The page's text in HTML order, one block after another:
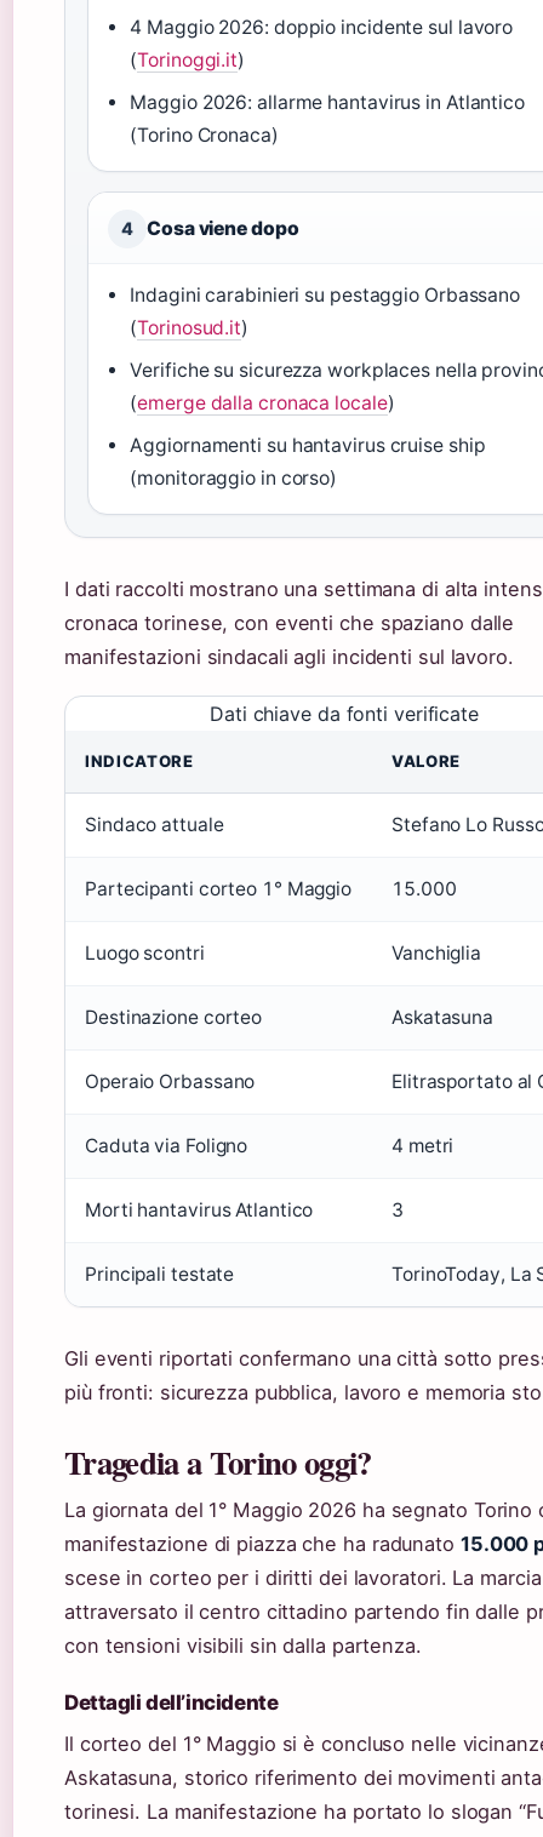
4 Maggio 2026: doppio incidente sul lavoro
(Torinoggi.it)
Maggio 2026: allarme hantavirus in Atlantico
(Torino Cronaca)
4 Cosa viene dopo
Indagini carabinieri su pestaggio Orbassano
(Torinosud.it)
Verifiche su sicurezza workplaces nella
(emerge dalla cronaca locale)
Aggiornamenti su hantavirus cruise ship
(monitoraggio in corso)
I dati raccolti mostrano una settimana di alta
cronaca torinese, con eventi che spaziano dalle
manifestazioni sindacali agli incidenti sul lavoro.
Dati chiave da fonti verificate
INDICATORE VALORE
Sindaco attuale Stefano Lo
Partecipanti corteo 1° Maggio 15.000
Luogo scontri Vanchiglia
Destinazione corteo Askatasuna
Operaio Orbassano Elitrasportato al
Caduta via Foligno 4 metri
Morti hantavirus Atlantico 3
Principali testate TorinoToday, La
Gli eventi riportati confermano una città sotto
più fronti: sicurezza pubblica, lavoro e memoria
Tragedia a Torino oggi?
La giornata del 1° Maggio 2026 ha segnato Torino
manifestazione di piazza che ha radunato 15.000
scese in corteo per i diritti dei lavoratori. La
attraversato il centro cittadino partendo fin dalle
con tensioni visibili sin dalla partenza.
Dettagli dell’incidente
Il corteo del 1° Maggio si è concluso nelle
Askatasuna, storico riferimento dei movimenti
torinesi. La manifestazione ha portato lo slogan